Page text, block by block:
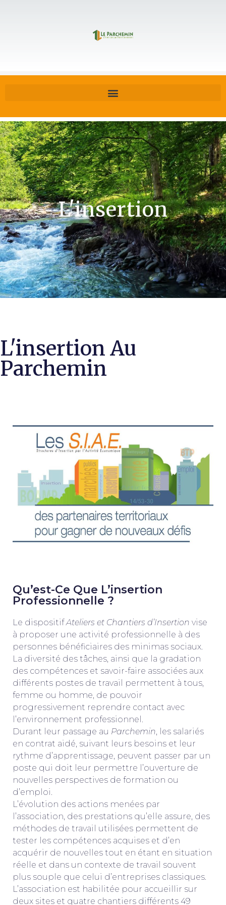
L'insertion
L'insertion Au
Parchemin
Qu’est-Ce Que L’insertion
Professionnelle ?
Le dispositifAteliers et Chantiers d’Insertion vise
à proposer une activité professionnelle à des
personnes bénéficiaires des minimas sociaux.
La diversité des tâches, ainsi que la gradation
des compétences et savoir-faire associées aux
différents postes de travail permettent à tous,
femme ou homme, de pouvoir
progressivement reprendre contact avec
l’environnement professionnel.
Durant leur passage au Parchemin, les salariés
en contrat aidé, suivant leurs besoins et leur
rythme d’apprentissage, peuvent passer par un
poste qui doit leur permettre l’ouverture de
nouvelles perspectives de formation ou
d’emploi.
L’évolution des actions menées par
l’association, des prestations qu’elle assure, des
méthodes de travail utilisées permettent de
tester les compétences acquises et d’en
acquérir de nouvelles tout en étant en situation
réelle et dans un contexte de travail souvent
plus souple que celui d’entreprises classiques.
L’association est habilitée pour accueillir sur
deux sites et quatre chantiers différents 49